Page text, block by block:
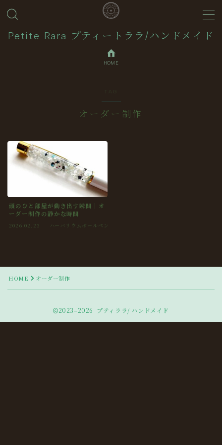
Petite Rara プティートララ/ハンドメイド
MENU
Collection
HOME
TAG
オーダー制作
頭のひと部屋が動き出す瞬間｜オ
ーダー制作の静かな時間
2026.02.23 ハーバリウムボールペン
HOME オーダー制作
2023–2026 プティララ/ ハンドメイド